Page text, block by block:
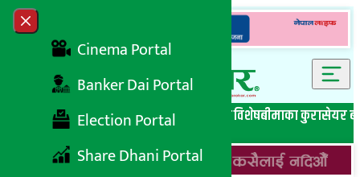
Skip to content
Close menu
Cinema Portal
Banker Dai Portal
Election Portal
Share Dhani Portal
सबै समाचारबेथिति मुर्दाबादबैंकिङ विशेष लघुवित्त विशेषबीमाका कुरासेयर